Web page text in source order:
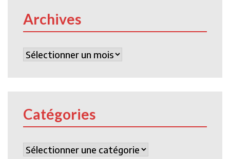
Archives
Archives
Catégories
Catégories